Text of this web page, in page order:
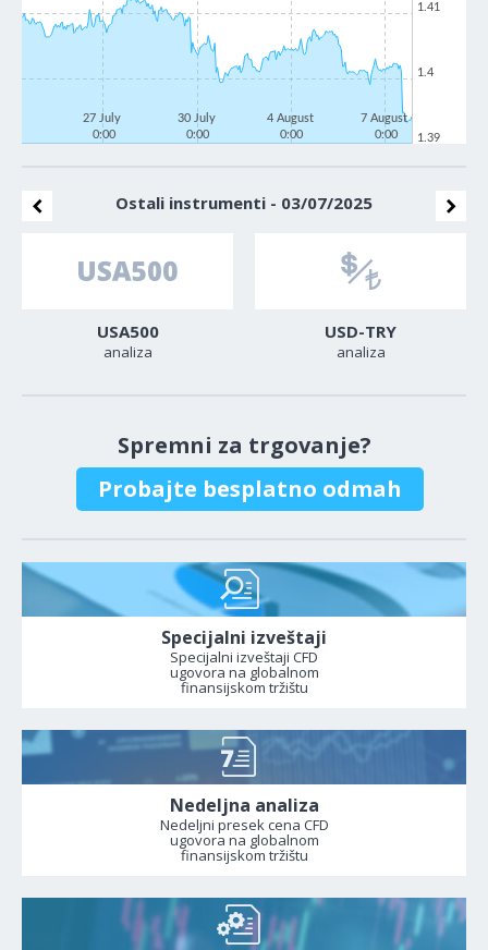
27 July
0:00
30 July
0:00
4 August
0:00
7 August
0:00
1.39
1.4
1.41
Ostali instrumenti - 03/07/2025
USA500
analiza
USD-TRY
analiza
Spremni za trgovanje?
Probajte besplatno odmah
Specijalni izveštaji
Specijalni izveštaji CFD
ugovora na globalnom
finansijskom tržištu
Nedeljna analiza
Nedeljni presek cena CFD
ugovora na globalnom
finansijskom tržištu